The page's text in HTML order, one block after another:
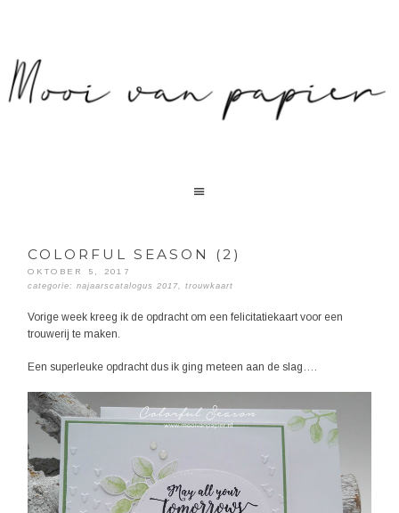
COLORFUL SEASON (2)
OKTOBER 5, 2017
categorie:najaarscatalogus 2017,trouwkaart
Vorige week kreeg ik de opdracht om een felicitatiekaart voor een
trouwerij te maken.
Een superleuke opdracht dus ik ging meteen aan de slag….